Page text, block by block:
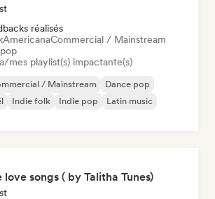
réalisés
AmericanaCommercial / Mainstream
mes playlist(s) impactante(s)
/ Mainstream
Dance pop
Indie folk Indie pop
Latin music
love songs ( by Talitha Tunes)